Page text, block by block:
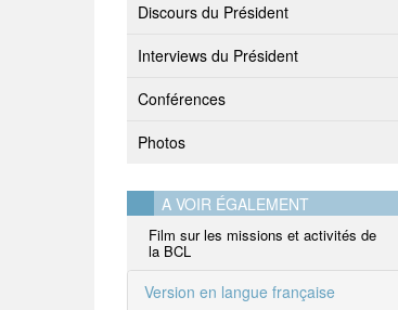
Discours du Président
Interviews du Président
Conférences
Photos
A VOIR ÉGALEMENT
Film sur les missions et activités de
la BCL
Version en langue française